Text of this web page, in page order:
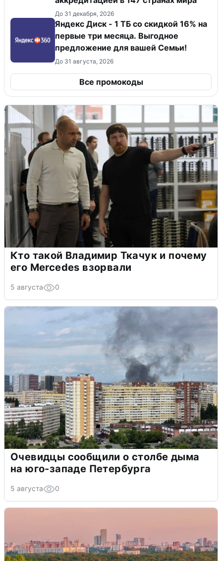
До 31 декабря, 2026
Яндекс Диск - 1 ТБ со скидкой 16% на
первые три месяца. Выгодное
предложение для вашей Семьи!
До 31 августа, 2026
Все промокоды
Кто такой Владимир Ткачук и почему
его Mercedes взорвали
5 августа 0
Очевидцы сообщили о столбе дыма
на юго-западе Петербурга
5 августа 0